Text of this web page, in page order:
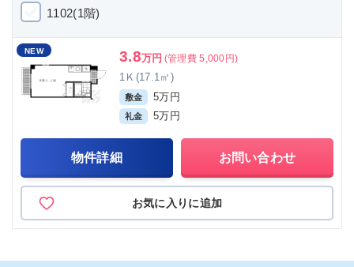
1102(1階)
NEW 3.8万円 (管理費 5,000円)
1Ｋ(17.1㎡)
敷金 5万円
礼金 5万円
物件詳細 お問い合わせ
お気に入りに追加